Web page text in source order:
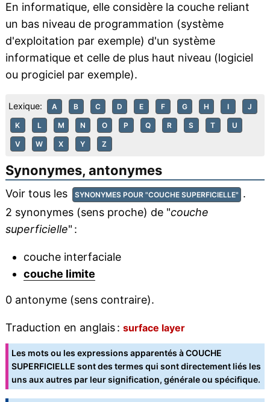
En informatique, elle considère la couche reliant
un bas niveau de programmation (système
d'exploitation par exemple) d'un système
informatique et celle de plus haut niveau (logiciel
ou progiciel par exemple).
Lexique: A B C D E F G H I J
K L M N O P Q R S T U
V W X Y Z
Synonymes, antonymes
Voir tous les SYNONYMES POUR "COUCHE SUPERFICIELLE" .
2 synonymes (sens proche) de "couche
superficielle" :
couche interfaciale
couche limite
0 antonyme (sens contraire).
Traduction en anglais : surface layer
Les mots ou les expressions apparentés à COUCHE
SUPERFICIELLE sont des termes qui sont directement liés les
uns aux autres par leur signification, générale ou spécifique.